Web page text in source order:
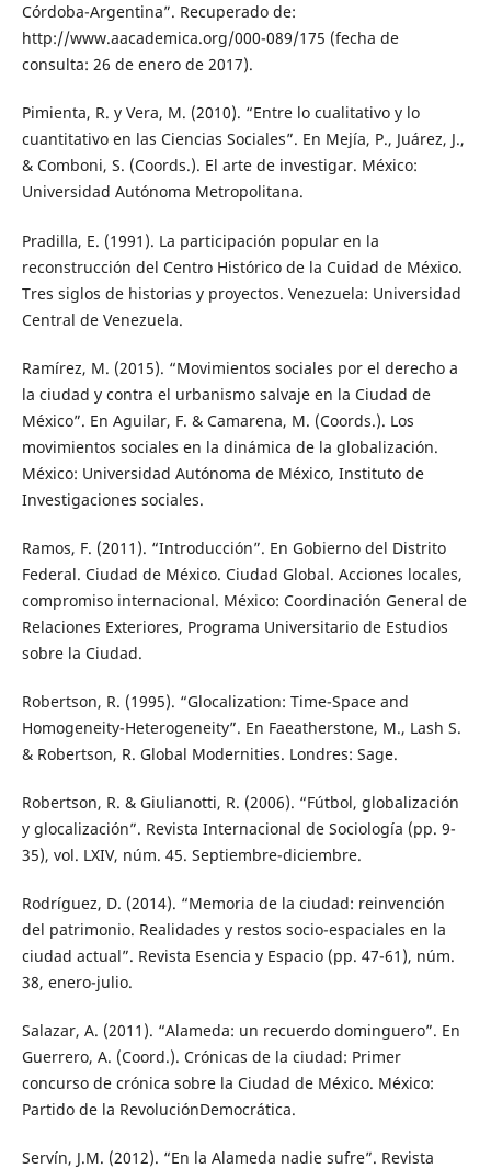
Córdoba-Argentina”. Recuperado de:
http://www.aacademica.org/000-089/175 (fecha de
consulta: 26 de enero de 2017).
Pimienta, R. y Vera, M. (2010). “Entre lo cualitativo y lo
cuantitativo en las Ciencias Sociales”. En Mejía, P., Juárez, J.,
& Comboni, S. (Coords.). El arte de investigar. México:
Universidad Autónoma Metropolitana.
Pradilla, E. (1991). La participación popular en la
reconstrucción del Centro Histórico de la Cuidad de México.
Tres siglos de historias y proyectos. Venezuela: Universidad
Central de Venezuela.
Ramírez, M. (2015). “Movimientos sociales por el derecho a
la ciudad y contra el urbanismo salvaje en la Ciudad de
México”. En Aguilar, F. & Camarena, M. (Coords.). Los
movimientos sociales en la dinámica de la globalización.
México: Universidad Autónoma de México, Instituto de
Investigaciones sociales.
Ramos, F. (2011). “Introducción”. En Gobierno del Distrito
Federal. Ciudad de México. Ciudad Global. Acciones locales,
compromiso internacional. México: Coordinación General de
Relaciones Exteriores, Programa Universitario de Estudios
sobre la Ciudad.
Robertson, R. (1995). “Glocalization: Time-Space and
Homogeneity-Heterogeneity”. En Faeatherstone, M., Lash S.
& Robertson, R. Global Modernities. Londres: Sage.
Robertson, R. & Giulianotti, R. (2006). “Fútbol, globalización
y glocalización”. Revista Internacional de Sociología (pp. 9-
35), vol. LXIV, núm. 45. Septiembre-diciembre.
Rodríguez, D. (2014). “Memoria de la ciudad: reinvención
del patrimonio. Realidades y restos socio-espaciales en la
ciudad actual”. Revista Esencia y Espacio (pp. 47-61), núm.
38, enero-julio.
Salazar, A. (2011). “Alameda: un recuerdo dominguero”. En
Guerrero, A. (Coord.). Crónicas de la ciudad: Primer
concurso de crónica sobre la Ciudad de México. México:
Partido de la RevoluciónDemocrática.
Servín, J.M. (2012). “En la Alameda nadie sufre”. Revista